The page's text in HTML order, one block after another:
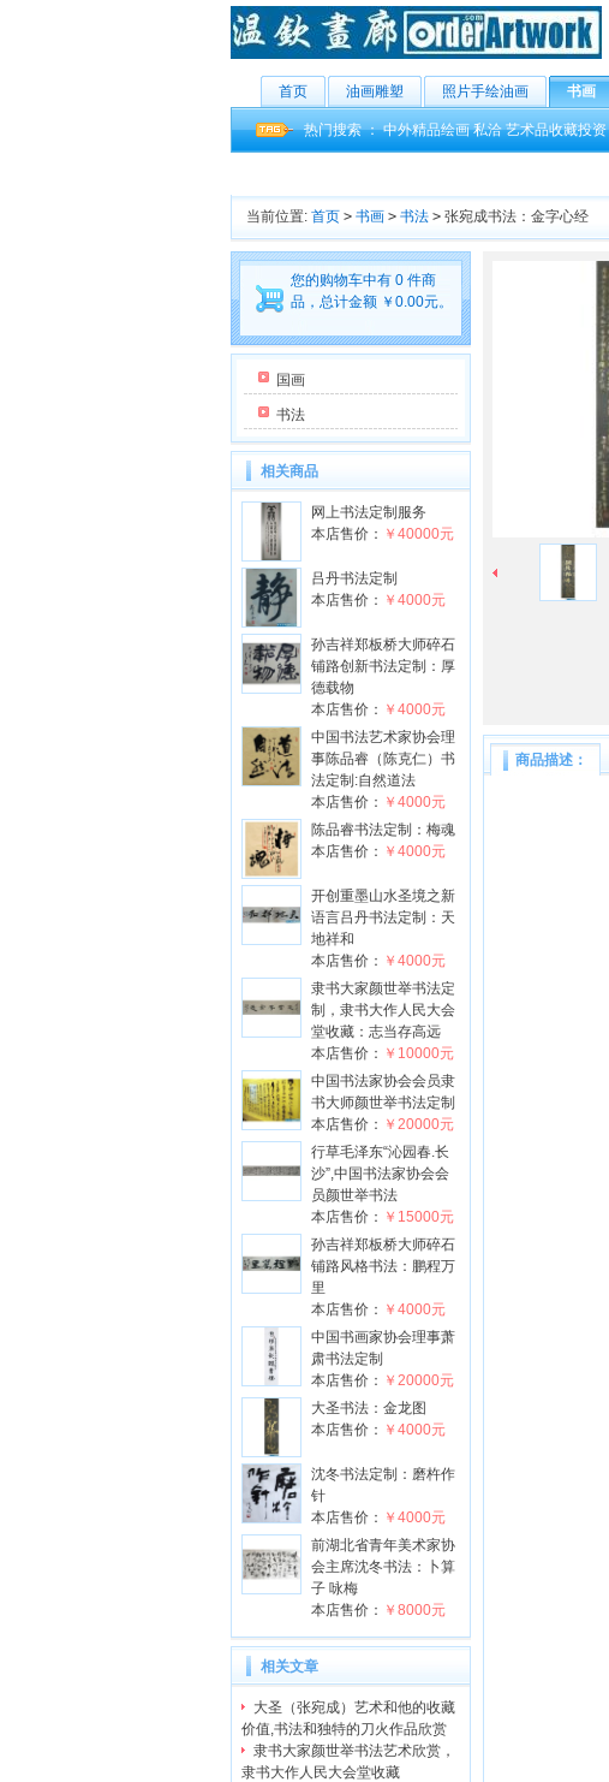
首页 油画雕塑 照片手绘油画 书画
热门搜索 ：中外精品绘画 私洽 艺术品收藏投资
当前位置: 首页 > 书画 > 书法 > 张宛成书法：金字心经
您的购物车中有 0 件商
品，总计金额 ￥0.00元。
国画
书法
相关商品
网上书法定制服务
本店售价： ￥40000元
吕丹书法定制
本店售价： ￥4000元
孙吉祥郑板桥大师碎石
铺路创新书法定制：厚
德载物
本店售价： ￥4000元
中国书法艺术家协会理
事陈品睿（陈克仁）书
法定制:自然道法
本店售价： ￥4000元
陈品睿书法定制：梅魂
本店售价： ￥4000元
开创重墨山水圣境之新
语言吕丹书法定制：天
地祥和
本店售价： ￥4000元
隶书大家颜世举书法定
制，隶书大作人民大会
堂收藏：志当存高远
本店售价： ￥10000元
中国书法家协会会员隶
书大师颜世举书法定制
本店售价： ￥20000元
行草毛泽东“沁园春.长
沙”,中国书法家协会会
员颜世举书法
本店售价： ￥15000元
孙吉祥郑板桥大师碎石
铺路风格书法：鹏程万
里
本店售价： ￥4000元
中国书画家协会理事萧
肃书法定制
本店售价： ￥20000元
大圣书法：金龙图
本店售价： ￥4000元
沈冬书法定制：磨杵作
针
本店售价： ￥4000元
前湖北省青年美术家协
会主席沈冬书法：卜算
子 咏梅
本店售价： ￥8000元
相关文章
大圣（张宛成）艺术和他的收藏
价值,书法和独特的刀火作品欣赏
隶书大家颜世举书法艺术欣赏，
隶书大作人民大会堂收藏
商品描述：